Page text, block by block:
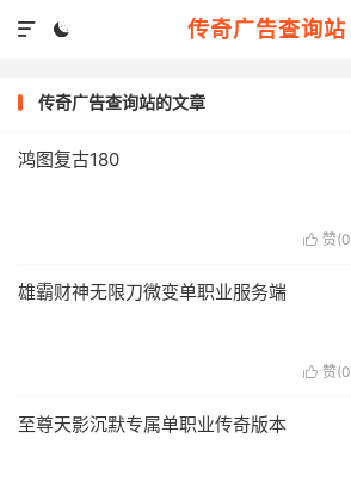
传奇广告查询站


传奇广告查询站的文章
鸿图复古180
 赞(0
雄霸财神无限刀微变单职业服务端
 赞(0
至尊天影沉默专属单职业传奇版本